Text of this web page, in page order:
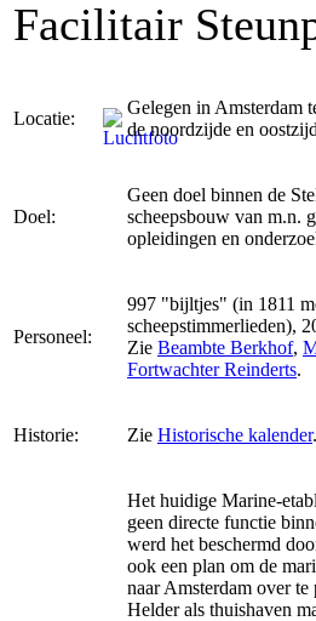
Facilitair
Locatie:
Gelegen in Amsterdam
de noordzijde en
Doel:
Geen doel binnen de
scheepsbouw van m.n.
opleidingen en
Personeel:
997 "bijltjes" (in 1811
scheepstimmerlieden),
Zie Beambte Berkhof,
Fortwachter Reinderts.
Historie: Zie Historische kalender.
Het huidige Marine-
geen directe functie
werd het beschermd
ook een plan om de
naar Amsterdam over te
Helder als thuishaven